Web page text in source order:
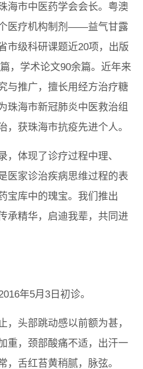
海市中医药学会会长。粤澳
医疗机构制剂——益气甘露
市级科研课题近20项，出版
，学术论文90余篇。近年来
与推广，擅长用经方治疗糖
珠海市新冠肺炎中医救治组
，获珠海市抗疫先进个人。
，体现了诊疗过程中理、
医家诊治疾病思维过程的表
宝库中的瑰宝。我们推出
承精华，启迪我辈，共同进
年5月3日初诊。
，头部跳动感以前额为甚，
重，颈部酸痛不适，出汗一
，舌红苔黄稍腻，脉弦。